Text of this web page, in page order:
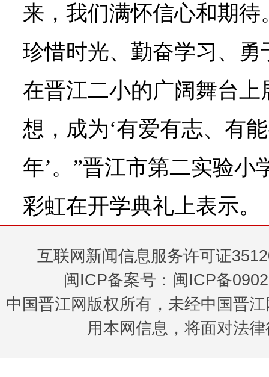
来，我们满怀信心和期
珍惜时光、勤奋学习、
在晋江二小的广阔舞台
想，成为‘有爱有志、有
年’。”晋江市第二实验小
彩虹在开学典礼上表示。
互联网新闻信息服务许可证
闽ICP备案号：闽ICP备
中国晋江网版权所有，未经中国晋
用本网信息，将面对法